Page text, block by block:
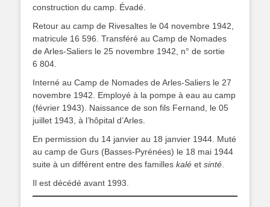
construction du camp. Évadé.
Retour au camp de Rivesaltes le 04 novembre 1942,
matricule 16 596. Transféré au Camp de Nomades
de Arles-Saliers le 25 novembre 1942, n° de sortie
6 804.
Interné au Camp de Nomades de Arles-Saliers le 27
novembre 1942. Employé à la pompe à eau au camp
(février 1943). Naissance de son fils Fernand, le 05
juillet 1943, à l’hôpital d’Arles.
En permission du 14 janvier au 18 janvier 1944. Muté
au camp de Gurs (Basses-Pyrénées) le 18 mai 1944
suite à un différent entre des familles kalé et sinté
Il est décédé avant 1993.